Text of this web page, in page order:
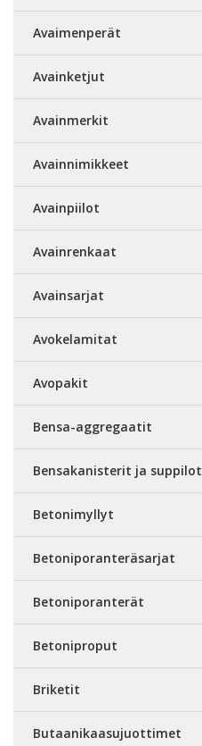
Avaimenperät
Avainketjut
Avainmerkit
Avainnimikkeet
Avainpiilot
Avainrenkaat
Avainsarjat
Avokelamitat
Avopakit
Bensa-aggregaatit
Bensakanisterit ja suppilot
Betonimyllyt
Betoniporanteräsarjat
Betoniporanterät
Betoniproput
Briketit
Butaanikaasujuottimet